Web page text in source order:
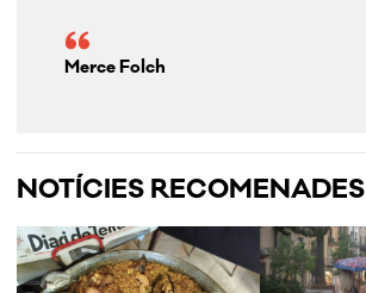
Merce Folch
NOTÍCIES RECOMENADES